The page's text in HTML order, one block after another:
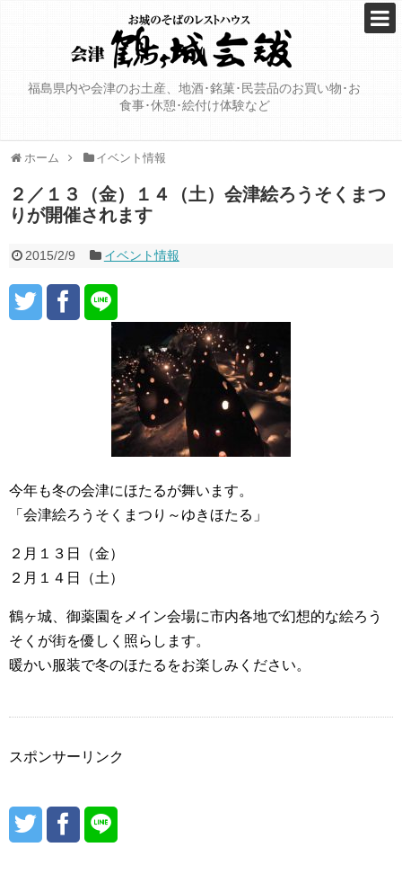
福島県内や会津のお土産、地酒･銘菓･民芸品のお買い物･お
食事･休憩･絵付け体験など
ホーム イベント情報
２／１３（金）１４（土）会津絵ろうそくまつ
りが開催されます
2015/2/9 イベント情報
今年も冬の会津にほたるが舞います。
「会津絵ろうそくまつり～ゆきほたる」
２月１３日（金）
２月１４日（土）
鶴ヶ城、御薬園をメイン会場に市内各地で幻想的な絵ろう
そくが街を優しく照らします。
暖かい服装で冬のほたるをお楽しみください。
スポンサーリンク